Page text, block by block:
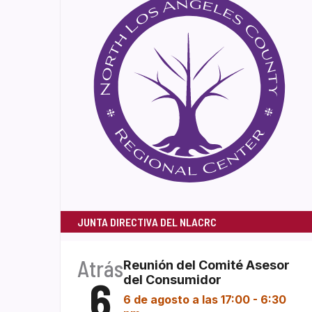
JUNTA DIRECTIVA DEL NLACRC
Atrás
6
Reunión del Comité Asesor
del Consumidor
6 de agosto a las 17:00 - 6:30